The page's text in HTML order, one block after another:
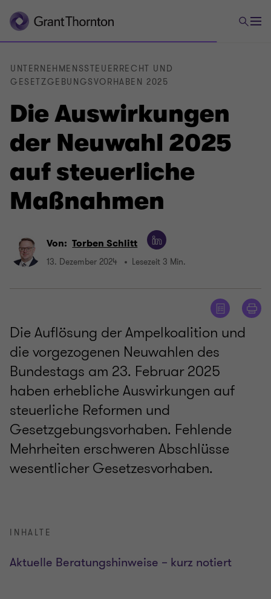
Die Auswirkungen
der Neuwahl 2025
auf steuerliche
Maßnahmen
UNTERNEHMENSSTEUERRECHT UND
GESETZGEBUNGSVORHABEN 2025
Von: Torben Schlitt
13. Dezember 2024 Lesezeit 3 Min.
Die Auflösung der Ampelkoalition und
die vorgezogenen Neuwahlen des
Bundestags am 23. Februar 2025
haben erhebliche Auswirkungen auf
steuerliche Reformen und
Gesetzgebungsvorhaben. Fehlende
Mehrheiten erschweren Abschlüsse
wesentlicher Gesetzesvorhaben.
INHALTE
Aktuelle Beratungshinweise – kurz notiert